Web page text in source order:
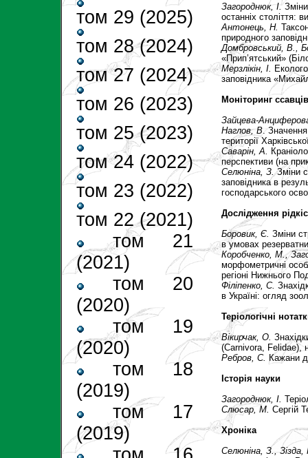
том 29 (2025)
том 28 (2024)
том 27 (2024)
том 26 (2023)
том 25 (2023)
том 24 (2022)
том 23 (2022)
том 22 (2021)
том 21
(2021)
том 20
(2020)
том 19
(2020)
том 18
(2019)
том 17
(2019)
Загороднюк, І.
останніх століття:
Антонець, Н.
природного
Домбровський, В.
,
«Прип’ятський»
Мерзлікін, І.
заповідника
Моніторинг ссавців
Зайцева-
Наглов, В Значення
території
Саварін, А.
перспективи (на
Селюніна, З. Зміни
заповідника в
господарського
Дослідження
Боровик, Є. Зміни
в умовах
Коробченко, М.,
морфометричні
регіоні Нижнього
Філіпенко, С.
в Україні: огляд
Теріологічні
Вікирчак, О.
(Carnivora, Felidae),
Ребров, С. Кажани
Історія науки
Загороднюк, І.
Слюсар, М. Сергій
Хроніка
Селюніна, З. ,